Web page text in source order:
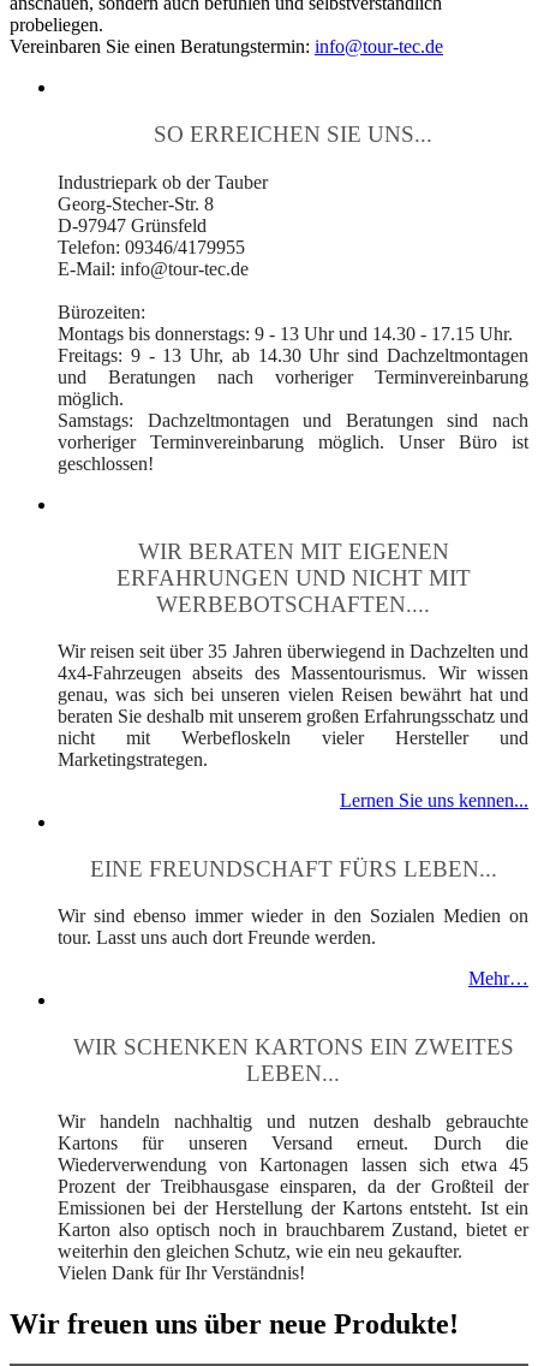
probeliegen.
Vereinbaren Sie einen Beratungstermin: info@tour-tec.de
SO ERREICHEN SIE UNS...
Industriepark ob der Tauber
Georg-Stecher-Str. 8
D-97947 Grünsfeld
Telefon: 09346/4179955
E-Mail: info@tour-tec.de
Bürozeiten:
Montags bis donnerstags: 9 - 13 Uhr und 14.30 - 17.15 Uhr.
Freitags: 9 - 13 Uhr, ab 14.30 Uhr sind Dachzeltmontagen
und Beratungen nach vorheriger Terminvereinbarung
möglich.
Samstags: Dachzeltmontagen und Beratungen sind nach
vorheriger Terminvereinbarung möglich. Unser Büro ist
geschlossen!
WIR BERATEN MIT EIGENEN
ERFAHRUNGEN UND NICHT MIT
WERBEBOTSCHAFTEN....
Wir reisen seit über 35 Jahren überwiegend in Dachzelten und
4x4-Fahrzeugen abseits des Massentourismus. Wir wissen
genau, was sich bei unseren vielen Reisen bewährt hat und
beraten Sie deshalb mit unserem großen Erfahrungsschatz und
nicht mit Werbefloskeln vieler Hersteller und
Marketingstrategen.
Lernen Sie uns kennen...
EINE FREUNDSCHAFT FÜRS LEBEN...
Wir sind ebenso immer wieder in den Sozialen Medien on
tour. Lasst uns auch dort Freunde werden.
Mehr…
WIR SCHENKEN KARTONS EIN ZWEITES
LEBEN...
Wir handeln nachhaltig und nutzen deshalb gebrauchte
Kartons für unseren Versand erneut. Durch die
Wiederverwendung von Kartonagen lassen sich etwa 45
Prozent der Treibhausgase einsparen, da der Großteil der
Emissionen bei der Herstellung der Kartons entsteht. Ist ein
Karton also optisch noch in brauchbarem Zustand, bietet er
weiterhin den gleichen Schutz, wie ein neu gekaufter.
Vielen Dank für Ihr Verständnis!
Wir freuen uns über neue Produkte!